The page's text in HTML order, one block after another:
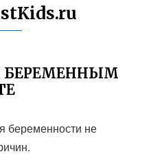
БЕРЕМЕННЫМ
беременности не